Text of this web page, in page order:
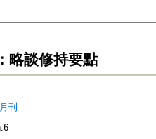
略談修持要點
刊